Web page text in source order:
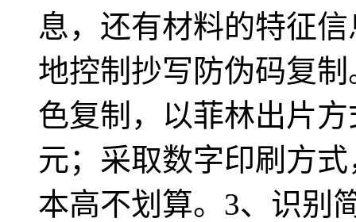
息，还有材料的特征
地控制抄写防伪码复
色复制，以菲林出片
元；采取数字印刷方
本高不划算。3、识别